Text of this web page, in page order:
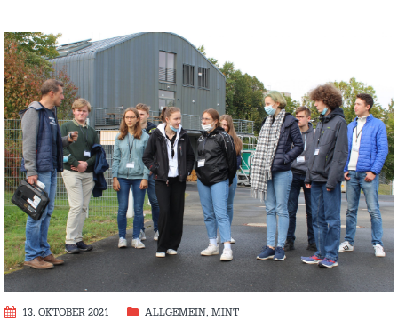
13. OKTOBER 2021 ALLGEMEIN, MINT